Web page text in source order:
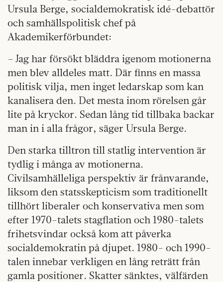
Ursula Berge, socialdemokratisk idé-debattör
och samhällspolitisk chef på
Akademikerförbundet:
– Jag har försökt bläddra igenom motionerna
men blev alldeles matt. Där finns en massa
politisk vilja, men inget ledarskap som kan
kanalisera den. Det mesta inom rörelsen går
lite på kryckor. Sedan lång tid tillbaka backar
man in i alla frågor, säger Ursula Berge.
Den starka tilltron till statlig intervention är
tydlig i många av motionerna.
Civilsamhälleliga perspektiv är frånvarande,
liksom den statsskepticism som traditionellt
tillhört liberaler och konservativa men som
efter 1970-talets stagflation och 1980-talets
frihetsvindar också kom att påverka
socialdemokratin på djupet. 1980- och 1990-
talen innebar verkligen en lång reträtt från
gamla positioner. Skatter sänktes, välfärden